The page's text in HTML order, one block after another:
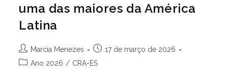
uma das maiores da América
Latina
Autor
do
Marcia Menezes
Post
publicado:
17 de março de 2026
Categoria
Ano 2026 / CRA-ES